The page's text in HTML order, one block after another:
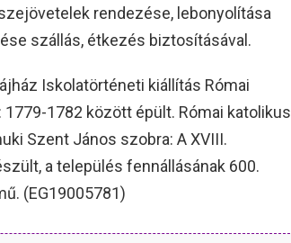
rendezése, lebonyolítása
szállás, étkezés biztosításával.
Iskolatörténeti kiállítás Római
1782 között épült. Római katolikus
Szent János szobra: A XVIII.
a település fennállásának 600.
(EG19005781)